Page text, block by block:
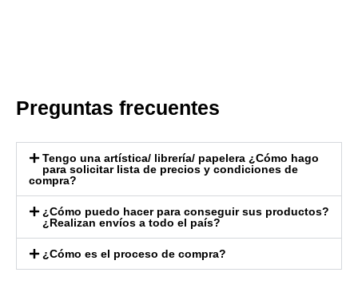
Preguntas frecuentes
Tengo una artística/ librería/ papelera ¿Cómo hago
para solicitar lista de precios y condiciones de
compra?
¿Cómo puedo hacer para conseguir sus productos?
¿Realizan envíos a todo el país?
¿Cómo es el proceso de compra?